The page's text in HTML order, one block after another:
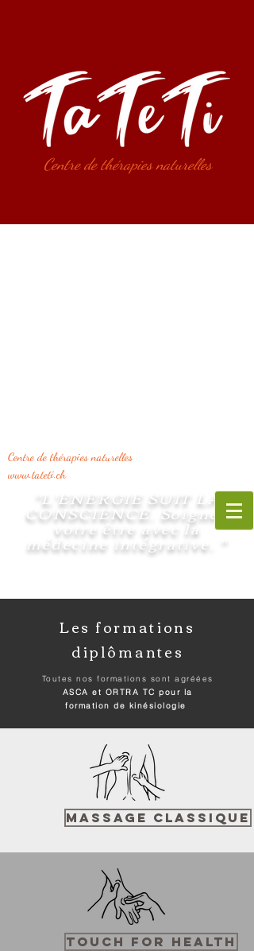
Centre de thérapies naturelles
Centre de thérapies naturelles
www.tateti.ch
"L'ENERGIE SUIT LA
CONSCIENCE. Soignez
votre être avec la
médecine intégrative. "
Les formations
diplômantes
Toutes nos formations sont agréées
ASCA et ORTRA TC pour la
formation de kinésiologie
Massage Classique
Touch for health